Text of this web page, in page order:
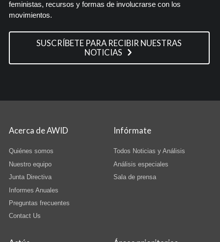
feministas, recursos y formas de involucrarse con los
movimientos.
SUSCRÍBETE PARA RECIBIR NUESTRAS
NOTICIAS
Acerca de AWID
Quiénes somos
Nuestro equipo
Junta Directiva
Informes Anuales
Preguntas frecuentes
Contact Us
Infórmate
Todos Noticias y Análisis
Análisis especiales
Sala de prensa